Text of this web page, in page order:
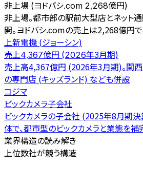
非上場 (ヨドバシ.com 2,268億円)
非上場。都市部の駅前大型店とネット
開。ヨドバシ.comの売上は2,268億円
上新電機 (ジョーシン)
売上4,367億円 (2026年3月期)
売上高4,367億円 (2026年3月期)。関西
の専門店 (キッズランド) なども併設
コジマ
ビックカメラ子会社
ビックカメラの子会社 (2025年8月期
体で、都市型のビックカメラと業態を補
業界構造の読み解き
上位数社が競う構造